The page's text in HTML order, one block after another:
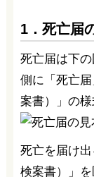
1．死亡届
死亡届は下
側に「死亡
案書）」の様
死亡を届け
検案書）」